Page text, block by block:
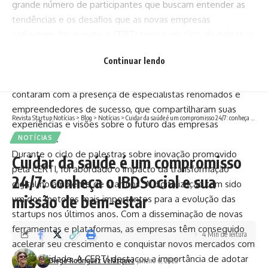
grande número de participantes que buscam entender as
tendências e os desafios que as novas empresas
tecnologias que estão transformando os negócios até as
contaram com a presença de especialistas renomados e
empreendedores de sucesso, que compartilharam suas
experiências e visões sobre o futuro das empresas
inovadoras.
Durante o ciclo de palestras sobre inovação promovido
pela CERTI, foi abordado o impacto da transformação
digital no ambiente de startups. A digitalização tem sido
um dos motores mais importantes para a evolução das
startups nos últimos anos. Com a disseminação de novas
ferramentas e plataformas, as empresas têm conseguido
acelerar seu crescimento e conquistar novos mercados com
mais facilidade. A CERTI destacou a importância de adotar
Continuar lendo
Revista Startup Notícias > Blog > Notícias > Cuidar da saúde é um compromisso 24/7: conheça o IBDSocial e sua missão de bem-estar
NOTÍCIAS
Cuidar da saúde é um compromisso
24/7: conheça o IBDSocial e sua
missão de bem-estar
Diego Rodríguez Velázquez janeiro 6, 2025
4 Min de leitura